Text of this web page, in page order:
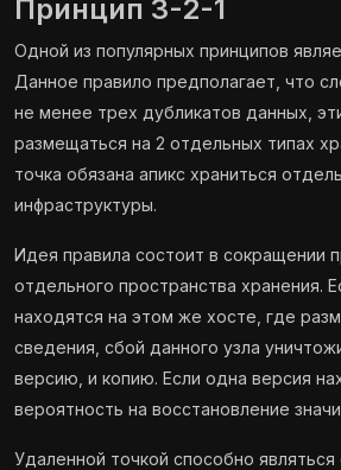
Принцип 3-2-1
Одной из популярных принципов
Данное правило предполагает, что
не менее трех дубликатов данных,
размещаться на 2 отдельных типах
точка обязана апикс храниться
инфраструктуры.
Идея правила состоит в сокращении
отдельного пространства хранения.
находятся на этом же хосте, где
сведения, сбой данного узла
версию, и копию. Если одна версия
вероятность на восстановление
Удаленной точкой способно являться